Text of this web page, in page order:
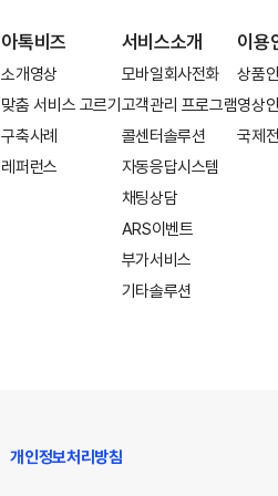
아톡비즈
소개영상
맞춤 서비스 고르기
구축사례
레퍼런스
서비스소개
모바일회사전화
고객관리 프로그램
콜센터솔루션
자동응답시스템
채팅상담
ARS이벤트
부가서비스
기타솔루션
이용
상품
영상
국제
개인정보처리방침